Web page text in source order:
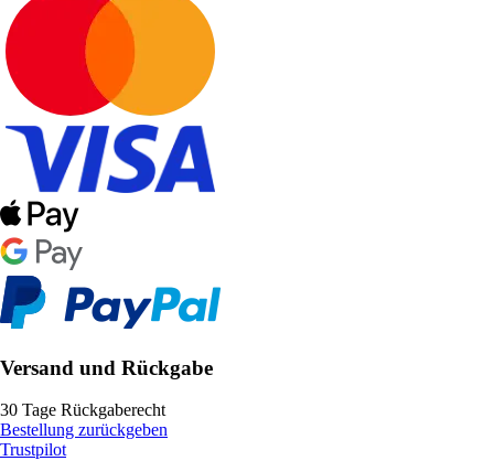
Versand und Rückgabe
30 Tage Rückgaberecht
Bestellung zurückgeben
Trustpilot